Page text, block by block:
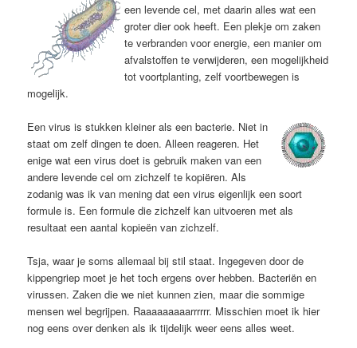
een levende cel, met daarin alles wat een
groter dier ook heeft. Een plekje om zaken
te verbranden voor energie, een manier om
afvalstoffen te verwijderen, een mogelijkheid
tot voortplanting, zelf voortbewegen is
mogelijk.
Een virus is stukken kleiner als een bacterie. Niet in
staat om zelf dingen te doen. Alleen reageren. Het
enige wat een virus doet is gebruik maken van een
andere levende cel om zichzelf te kopiëren. Als
zodanig was ik van mening dat een virus eigenlijk een soort
formule is. Een formule die zichzelf kan uitvoeren met als
resultaat een aantal kopieën van zichzelf.
Tsja, waar je soms allemaal bij stil staat. Ingegeven door de
kippengriep moet je het toch ergens over hebben. Bacteriën en
virussen. Zaken die we niet kunnen zien, maar die sommige
mensen wel begrijpen. Raaaaaaaaarrrrrr. Misschien moet ik hier
nog eens over denken als ik tijdelijk weer eens alles weet.